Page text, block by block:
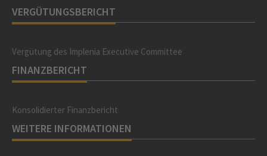
VERGÜTUNGSBERICHT
Vergütung des Implenia Executive Committee
FINANZBERICHT
Konsolidierter Finanzbericht
WEITERE INFORMATIONEN